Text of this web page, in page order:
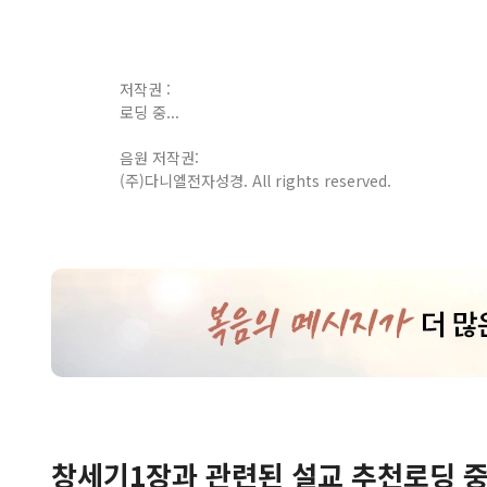
저작권 :
로딩 중...
음원 저작권:
(주)다니엘전자성경. All rights reserved.
창세기1장과 관련된 설교 추천로딩